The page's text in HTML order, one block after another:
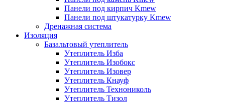
Панели под кирпич Kmew
Панели под штукатурку Kmew
Дренажная система
Изоляция
Базальтовый утеплитель
Утеплитель Изба
Утеплитель Изобокс
Утеплитель Изовер
Утеплитель Кнауф
Утеплитель Технониколь
Утеплитель Тизол